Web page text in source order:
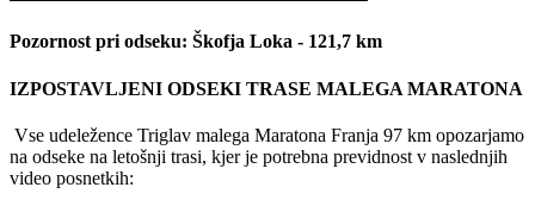
Pozornost pri odseku: Škofja Loka - 121,7 km
IZPOSTAVLJENI ODSEKI TRASE MALEGA MARATONA
Vse udeležence Triglav malega Maratona Franja 97 km opozarjamo
na odseke na letošnji trasi, kjer je potrebna previdnost v naslednjih
video posnetkih: